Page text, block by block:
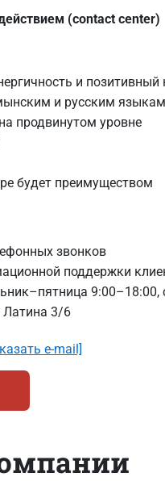
(contact center)
и позитивный
и русским
продвинутом уровне
будет преимуществом
звонков
поддержки
Латина 3/6
e-mail]